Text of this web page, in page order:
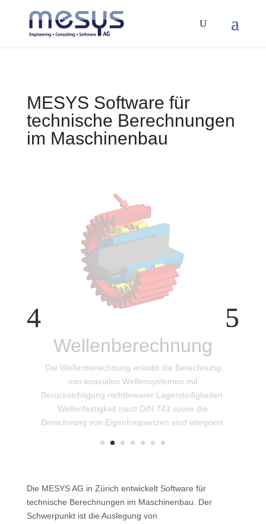
MESYS Software für
technische Berechnungen
im Maschinenbau
Wälzlagerberechnung
Die MESYS Wälzlagerberechnung bestimmt die
Lastverteilung sowie die Lebensdauer nach DIN
26281. Damit lässt sich der Einfluss von
Kippwinkeln und Lagerspiel berücksichtigen.
Die MESYS AG in Zürich entwickelt Software für
technische Berechnungen im Maschinenbau. Der
Schwerpunkt ist die Auslegung von